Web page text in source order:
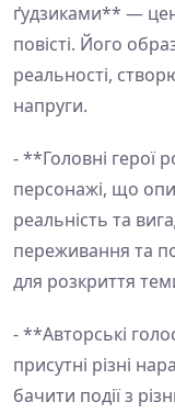
ґудзиками** —
повісті. Його
реальності,
напруги.
- **Головні герої
персонажі, що
реальність та
переживання та
для розкриття
- **Авторські
присутні різні
бачити події з